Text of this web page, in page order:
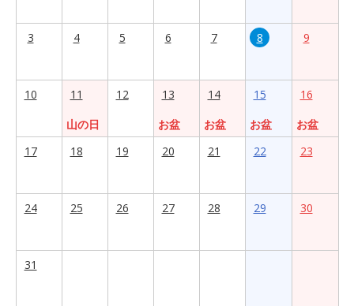
3 4 5 6 7 8 9
10
11
山の日
12
13
お盆
14
お盆
15
お盆
16
お盆
17
18 19 20 21 22 23
24 25 26 27 28 29 30
31